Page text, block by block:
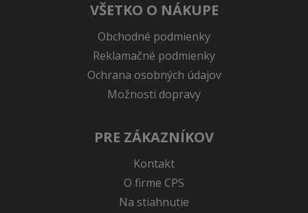
VŠETKO O NÁKUPE
Obchodné podmienky
Reklamačné podmienky
Ochrana osobných údajov
Možnosti dopravy
PRE ZÁKAZNÍKOV
Kontakt
O firme CPS
Na stiahnutie